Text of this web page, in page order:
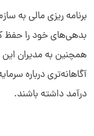
برنامه ریزی مالی به
بدهی‌های خود را حفظ
همچنین به مدیران
آگاهانه‌تری درباره
درآمد داشته باشند.